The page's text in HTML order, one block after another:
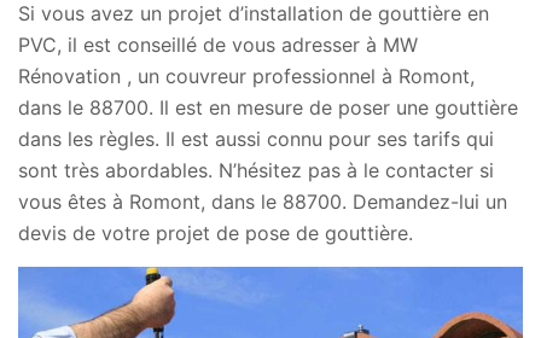
Si vous avez un projet d’installation de gouttière en
PVC, il est conseillé de vous adresser à MW
Rénovation , un couvreur professionnel à Romont,
dans le 88700. Il est en mesure de poser une gouttière
dans les règles. Il est aussi connu pour ses tarifs qui
sont très abordables. N’hésitez pas à le contacter si
vous êtes à Romont, dans le 88700. Demandez-lui un
devis de votre projet de pose de gouttière.